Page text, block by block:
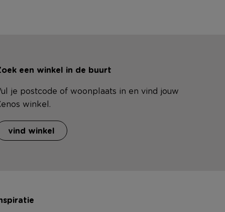
een winkel in de buurt
je postcode of woonplaats in en vind jouw
winkel.
vind winkel